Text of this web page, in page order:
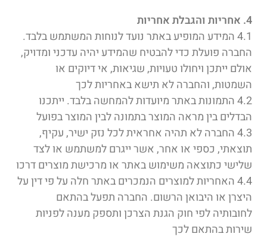
4. אחריות והגבלת אחריות
4.1 המידע המופיע באתר נועד לנוחות המשתמש בלבד.
החברה פועלת כדי להבטיח שהמידע יהיה עדכני ומדויק,
אולם ייתכן ויחולו טעויות, שגיאות, אי דיוקים או
השמטות, והחברה לא תישא באחריות לכך
4.2 התמונות באתר מיועדות להמחשה בלבד. ייתכנו
הבדלים בין מראה המוצר בתמונה לבין המוצר בפועל
4.3 החברה לא תהיה אחראית לכל נזק ישיר, עקיף,
תוצאתי, כספי או אחר, אשר ייגרם למשתמש או לצד
שלישי כתוצאה משימוש באתר או מרכישת מוצרים דרכו
4.4 האחריות למוצרים הנמכרים באתר חלה על פי דין על
היצרן או היבואן הרשום. החברה תפעל בהתאם
לחובותיה לפי חוק הגנת הצרכן ותספק מענה לפניות
שירות בהתאם לכך